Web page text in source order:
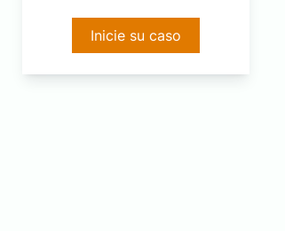
divulgación